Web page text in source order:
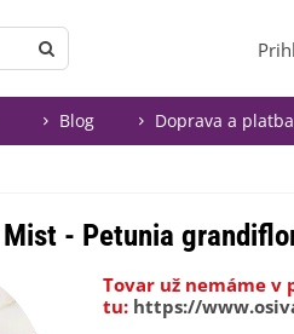
Blog Doprava a platba
- Petunia
Tovar už nemáme v
tu: https://